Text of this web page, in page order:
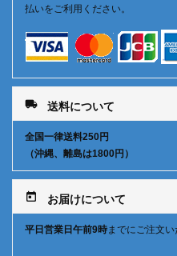
払いをご利用ください。
local_shipping 送料について
全国一律送料250円
（沖縄、離島は1800円）
today お届けについて
平日営業日午前9時までにご注文い